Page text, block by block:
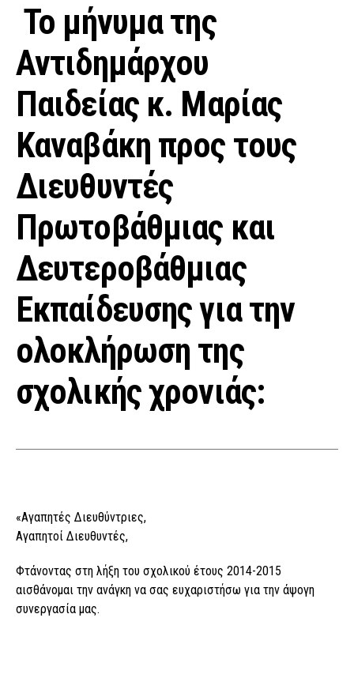
Το μήνυμα της
Αντιδημάρχου
Παιδείας κ. Μαρίας
Καναβάκη προς τους
Διευθυντές
Πρωτοβάθμιας και
Δευτεροβάθμιας
Εκπαίδευσης για την
ολοκλήρωση της
σχολικής χρονιάς:
«Αγαπητές Διευθύντριες,
Αγαπητοί Διευθυντές,
Φτάνοντας στη λήξη του σχολικού έτους 2014-2015
αισθάνομαι την ανάγκη να σας ευχαριστήσω για την άψογη
συνεργασία μας.